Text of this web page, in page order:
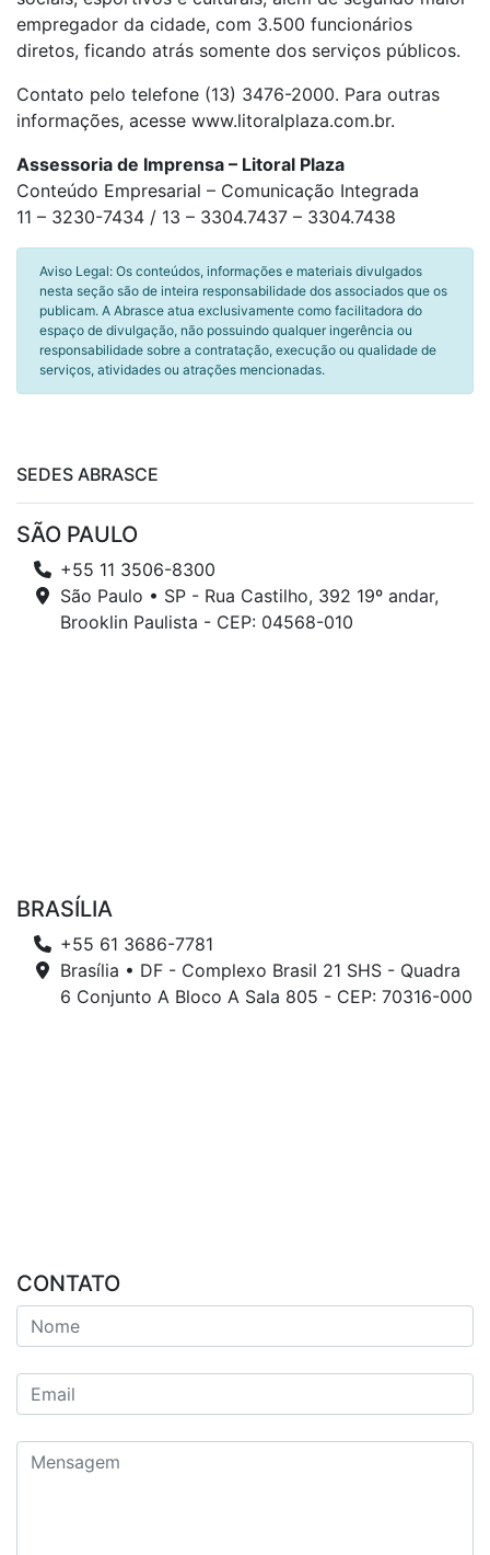
empregador da cidade, com 3.500 funcionários
diretos, ficando atrás somente dos serviços públicos.
Contato pelo telefone (13) 3476-2000. Para outras
informações, acesse www.litoralplaza.com.br.
Assessoria de Imprensa – Litoral Plaza
Conteúdo Empresarial – Comunicação Integrada
11 – 3230-7434 / 13 – 3304.7437 – 3304.7438
Aviso Legal: Os conteúdos, informações e materiais divulgados
nesta seção são de inteira responsabilidade dos associados que os
publicam. A Abrasce atua exclusivamente como facilitadora do
espaço de divulgação, não possuindo qualquer ingerência ou
responsabilidade sobre a contratação, execução ou qualidade de
serviços, atividades ou atrações mencionadas.
SEDES ABRASCE
SÃO PAULO
+55 11 3506-8300
São Paulo • SP - Rua Castilho, 392 19º andar,
Brooklin Paulista - CEP: 04568-010
BRASÍLIA
+55 61 3686-7781
Brasília • DF - Complexo Brasil 21 SHS - Quadra
6 Conjunto A Bloco A Sala 805 - CEP: 70316-000
CONTATO